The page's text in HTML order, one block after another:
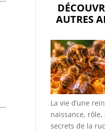
AUTRES
La vie d’une
naissance,
secrets de la